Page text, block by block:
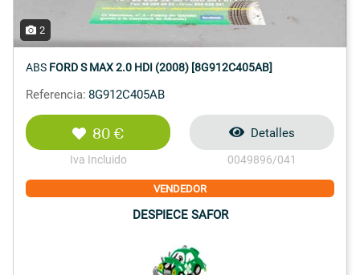
2
ABS FORD S MAX 2.0 HDI (2008) [8G912C405AB]
Referencia: 8G912C405AB
80 €
Iva Incluido
Detalles
0049896/041
VENDEDOR
DESPIECE SAFOR